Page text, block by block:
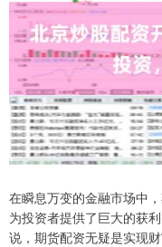
在瞬息万变的金融市场中
为投资者提供了巨大的获
说，期货配资无疑是实现财